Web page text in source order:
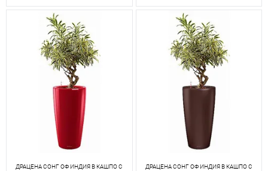
ДРАЦЕНА СОНГ ОФ ИНДИЯ В КАШПО С
ДРАЦЕНА СОНГ ОФ ИНДИЯ В КАШПО С